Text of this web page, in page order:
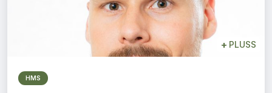
+ PLUSS
HMS